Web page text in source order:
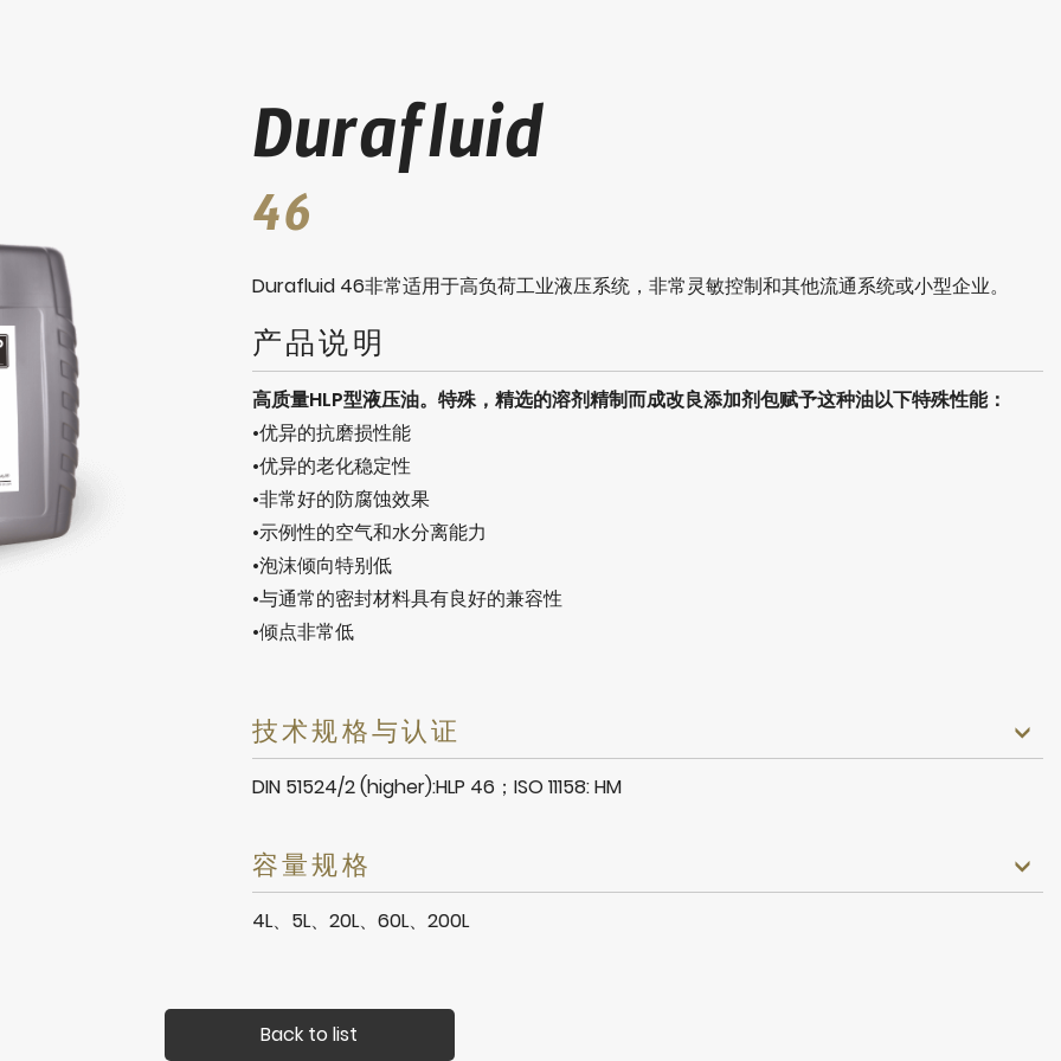
Durafluid
46
Durafluid 46非常适用于高负荷工业液压系统，非常灵敏控制和其他流通系统或小型企业。
产品说明
高质量HLP型液压油。特殊，精选的溶剂精制而成改良添加剂包赋予这种油以下特殊性能：
•优异的抗磨损性能
•优异的老化稳定性
•非常好的防腐蚀效果
•示例性的空气和水分离能力
•泡沫倾向特别低
•与通常的密封材料具有良好的兼容性
•倾点非常低
技术规格与认证
DIN 51524/2 (higher):HLP 46；ISO 11158: HM
容量规格
4L、5L、20L、60L、200L
Back to list